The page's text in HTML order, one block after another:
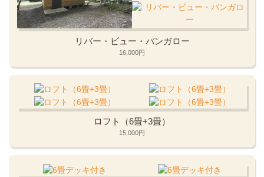
リバー・ビュー・バンガロー
16,000円
ロフト（6畳+3畳）
15,000円